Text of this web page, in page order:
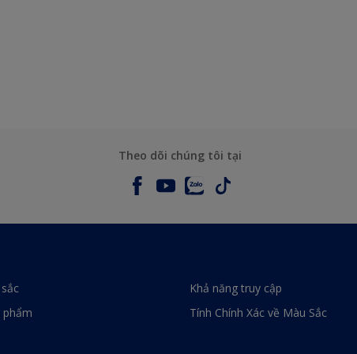
Theo dõi chúng tôi tại
phẩm
Khả năng truy cập
Tính Chính Xác về Màu Sắc